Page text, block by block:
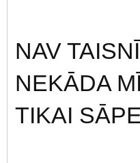
NAV
NEKĀDA
TIKAI